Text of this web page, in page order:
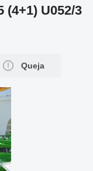
(4+1) U052/3
Queja